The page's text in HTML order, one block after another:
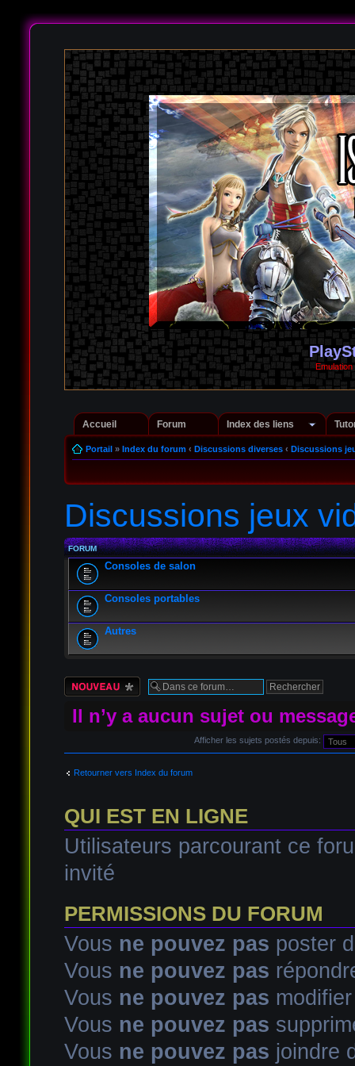
Accueil Forum Index des liens
Portail» Index du forum ‹ Discussions diverses ‹ Discussions
Discussions jeux
FORUM
Consoles de salon
Consoles portables
Autres
Écrire un nouveau
sujet
Il n’y a aucun sujet ou
Afficher les sujets postés depuis:
Retourner vers Index du forum
QUI EST EN LIGNE
Utilisateurs parcourant ce
invité
PERMISSIONS DU FORUM
Vous ne pouvez pas poster
Vous ne pouvez pas
Vous ne pouvez pas
Vous ne pouvez pas
Vous ne pouvez pas joindre